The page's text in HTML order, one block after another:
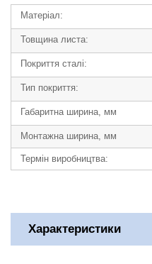
Матеріал:
Товщина листа:
Покриття сталі:
Тип покриття:
Габаритна ширина, мм
Монтажна ширина, мм
Термін виробництва:
Характеристики